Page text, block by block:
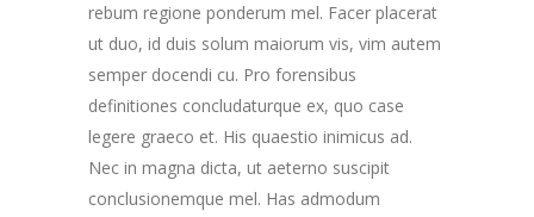
rebum regione ponderum mel. Facer placerat
ut duo, id duis solum maiorum vis, vim autem
semper docendi cu. Pro forensibus
definitiones concludaturque ex, quo case
legere graeco et. His quaestio inimicus ad.
Nec in magna dicta, ut aeterno suscipit
conclusionemque mel. Has admodum